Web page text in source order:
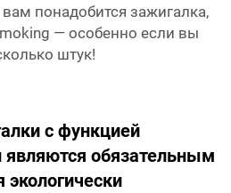
понадобится зажигалка,
— особенно если вы
штук!
с функцией
являются обязательным